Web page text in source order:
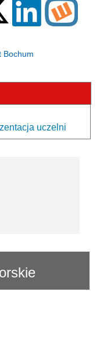
Bochum
uczelni